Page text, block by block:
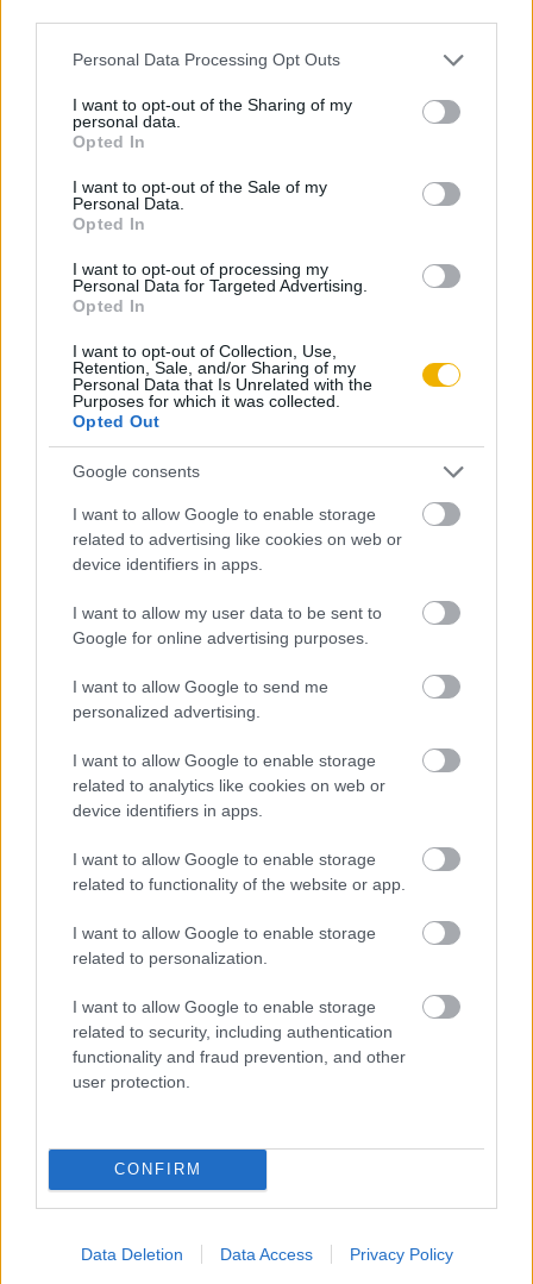
Please note that this website/app uses one or more Google
not limited to your visit or usage behaviour. You may click to
grant or deny consent to Google and its third-party tags to
use your data for below specified purposes in below Google
consent section.
Personal Data Processing Opt Outs
I want to opt-out of the Sharing of my
personal data.
Opted In
I want to opt-out of the Sale of my
Personal Data.
Opted In
I want to opt-out of processing my
Personal Data for Targeted Advertising.
Opted In
I want to opt-out of Collection, Use,
Retention, Sale, and/or Sharing of my
Personal Data that Is Unrelated with the
Purposes for which it was collected.
Opted Out
Google consents
I want to allow Google to enable storage
related to advertising like cookies on web or
device identifiers in apps.
I want to allow my user data to be sent to
Google for online advertising purposes.
I want to allow Google to send me
personalized advertising.
I want to allow Google to enable storage
related to analytics like cookies on web or
device identifiers in apps.
I want to allow Google to enable storage
related to functionality of the website or app.
I want to allow Google to enable storage
related to personalization.
I want to allow Google to enable storage
related to security, including authentication
functionality and fraud prevention, and other
user protection.
CONFIRM
Data Deletion Data Access Privacy Policy
KIPRÓBÁLOM 200 FT-ÉRT
Már előfizetőnk?
Ha már regisztrált a Rubicon
Online-on, kattintson ide:
rendelkezik felhasználói fiókkal, kattintson ide:
Szerző
Vekov Károly
Ismerje meg
A szerző cikkei
Tananyag
Magyar történelem
A Kádár-korszak
A hazai nemzetiségek és határon túli
magyarság a Kádár-korszakban
A hazai nemzetiségek és határon túli
magyarság a Kádár-korszakban
Lapszám